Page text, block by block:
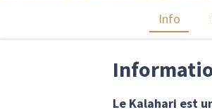
Info
Le Kalahari est